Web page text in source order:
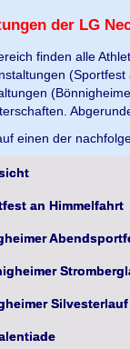
der LG
finden alle
einen der
an Himmelfahrt
Silvesterlauf